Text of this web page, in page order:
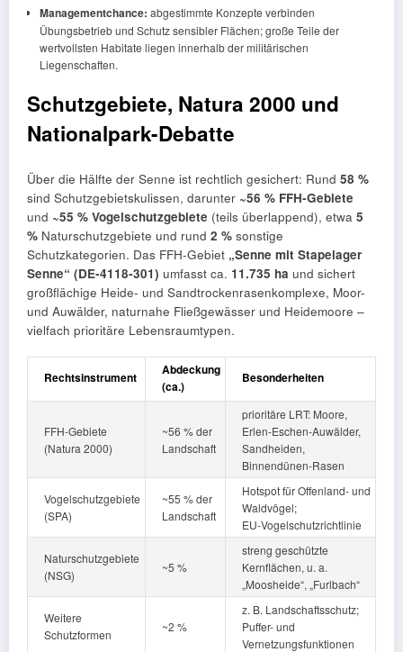
Managementchance: abgestimmte Konzepte verbinden
Übungsbetrieb und Schutz sensibler Flächen; große Teile der
wertvollsten Habitate liegen innerhalb der militärischen
Liegenschaften.
Schutzgebiete, Natura 2000 und
Nationalpark-Debatte
Über die Hälfte der Senne ist rechtlich gesichert: Rund 58 %
sind Schutzgebietskulissen, darunter ~56 % FFH‑Gebiete
und ~55 % Vogelschutzgebiete (teils überlappend), etwa 5
% Naturschutzgebiete und rund 2 % sonstige
Schutzkategorien. Das FFH‑Gebiet „Senne mit Stapelager
Senne“ (DE‑4118‑301) umfasst ca. 11.735 ha und sichert
großflächige Heide‑ und Sandtrockenrasenkomplexe, Moor-
und Auwälder, naturnahe Fließgewässer und Heidemoore –
vielfach prioritäre Lebensraumtypen.
Rechtsinstrument
Abdeckung
(ca.)
Besonderheiten
FFH‑Gebiete
(Natura 2000)
~56 % der
Landschaft
prioritäre LRT: Moore,
Erlen‑Eschen‑Auwälder,
Sandheiden,
Binnendünen‑Rasen
Vogelschutzgebiete
(SPA)
~55 % der
Landschaft
Hotspot für Offenland- und
Waldvögel;
EU‑Vogelschutzrichtlinie
Naturschutzgebiete
(NSG)
~5 %
streng geschützte
Kernflächen, u. a.
„Moosheide“, „Furlbach“
Weitere
Schutzformen
~2 %
z. B. Landschaftsschutz;
Puffer- und
Vernetzungsfunktionen